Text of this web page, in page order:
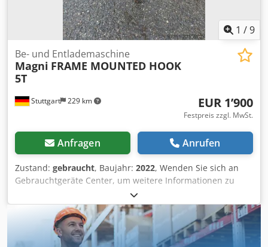
1 /9
Stuttgart 229 km
Be- und Entlademaschine
Magni FRAME MOUNTED HOOK
5T
EUR 1’900
Festpreis zzgl. MwSt.
Anfragen Anrufen
Zustand: gebraucht, Baujahr: 2022, Wenden Sie sich an
Gebrauchtgeräte Center, um weitere Informationen zu
erhalten. Dsdpfezfkm Njx Aqqock DE01